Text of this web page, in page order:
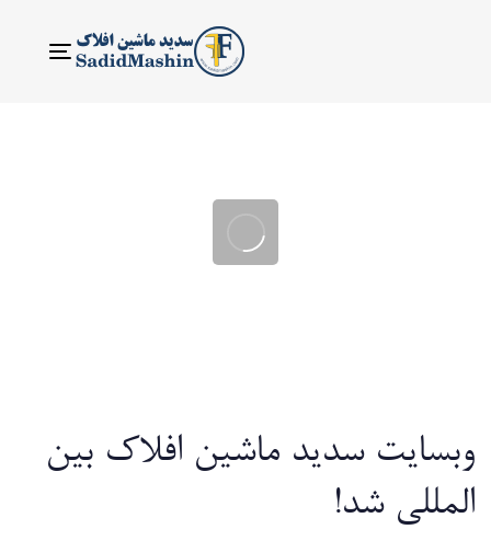
ناوبری
وبسایت سدید ماشین افلاک بین
المللی شد!